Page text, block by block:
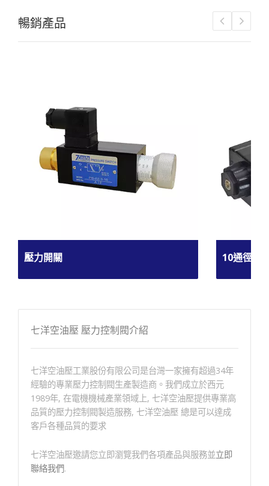
暢銷產品
壓力開關 10通徑電
七洋空油壓 壓力控制閥介紹
七洋空油壓工業股份有限公司是台灣一家擁有超過34年
經驗的專業壓力控制閥生產製造商。我們成立於西元
1989年, 在電機機械產業領域上, 七洋空油壓提供專業高
品質的壓力控制閥製造服務, 七洋空油壓 總是可以達成
客戶各種品質的要求
七洋空油壓邀請您立即瀏覽我們各項產品與服務並立即
聯絡我們.